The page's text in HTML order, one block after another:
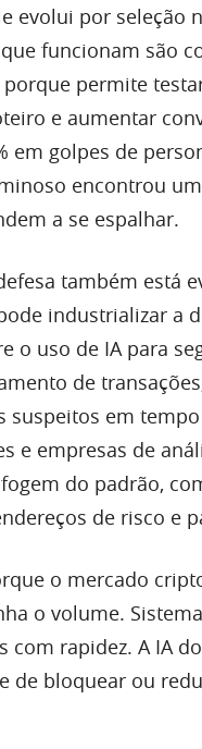
evolui por seleção
funcionam são
permite
e aumentar
em golpes de
encontrou
a se espalhar.
também está
industrializar a
o uso de IA para
de
suspeitos em
e empresas de
do padrão,
de risco e
o mercado
o volume.
com rapidez. A IA
de bloquear ou